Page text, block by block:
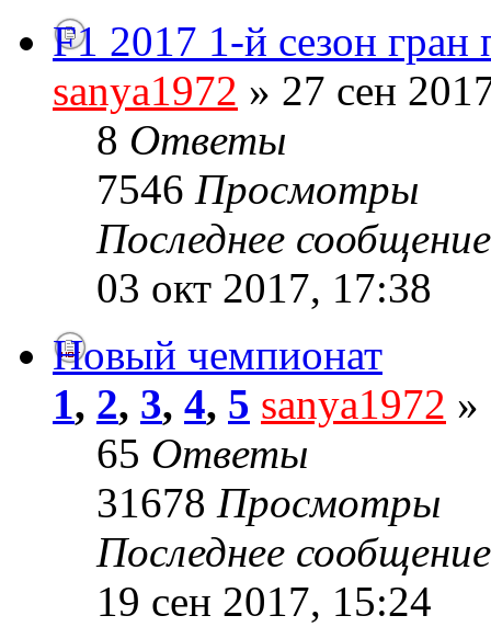
F1 2017 1-й сезон гран
sanya1972 » 27 сен
8 Ответы
7546 Просмотры
Последнее
03 окт 2017, 17:38
Новый чемпионат
1, 2, 3, 4, 5 sanya1972 »
65 Ответы
31678 Просмотры
Последнее
19 сен 2017, 15:24